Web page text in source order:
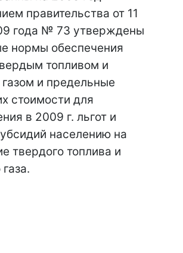
правительства от 11
года № 73 утверждены
нормы обеспечения
топливом и
и предельные
стоимости для
в 2009 г. льгот и
населению на
твердого топлива и